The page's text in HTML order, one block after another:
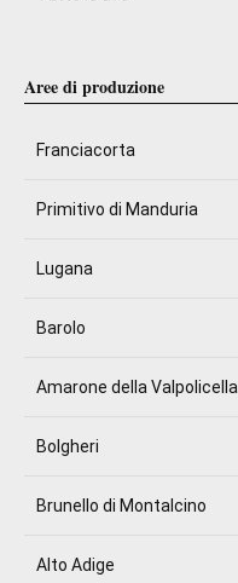
Aree di produzione
Franciacorta
Primitivo di Manduria
Lugana
Barolo
Amarone della Valpolicella
Bolgheri
Brunello di Montalcino
Alto Adige